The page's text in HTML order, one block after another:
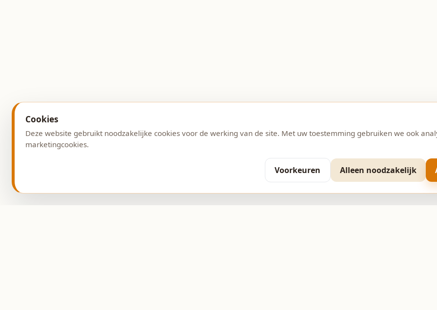
Cookies
Deze website gebruikt noodzakelijke cookies voor de werking van de site. Met uw toestemming gebruiken we ook
marketingcookies.
Voorkeuren Alleen noodzakelijk